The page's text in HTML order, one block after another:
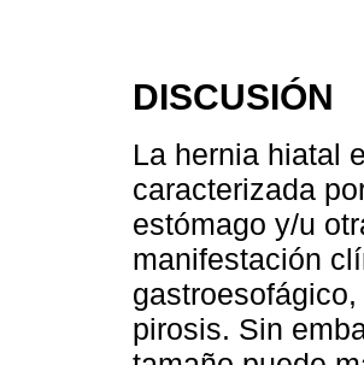
DISCUSIÓN
La hernia hiatal
caracterizada
estómago y/u
manifestación
pirosis. Sin